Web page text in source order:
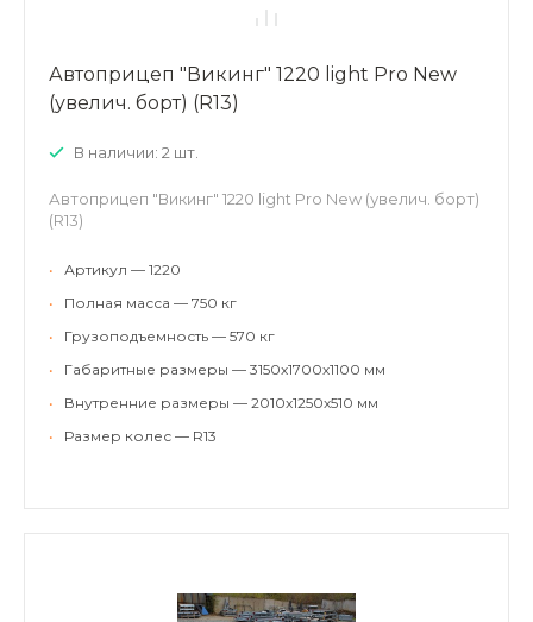
Автоприцеп "Викинг" 1220 light Pro New
(увелич. борт) (R13)
В наличии: 2 шт.
Автоприцеп "Викинг" 1220 light Pro New (увелич. борт)
(R13)
•
Артикул — 1220
•
Полная масса — 750 кг
•
Грузоподъемность — 570 кг
•
Габаритные размеры — 3150х1700х1100 мм
•
Внутренние размеры — 2010х1250х510 мм
•
Размер колес — R13